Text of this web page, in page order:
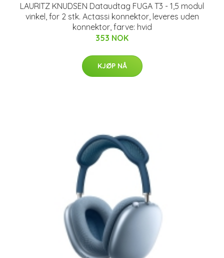
LAURITZ KNUDSEN Dataudtag FUGA T3 - 1,5 modul
vinkel, for 2 stk. Actassi konnektor, leveres uden
konnektor, farve: hvid
353 NOK
KJØP NÅ